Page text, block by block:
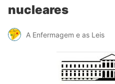
nucleares
A Enfermagem e as Leis